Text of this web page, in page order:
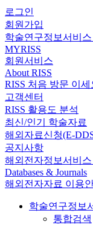
로그인
회원가입
학술연구정보서비스
MYRISS
회원서비스
About RISS
RISS 처음 방문 이세
고객센터
RISS 활용도 분석
최신/인기 학술자료
해외자료신청(E-
공지사항
해외전자정보서비스
Databases & Journals
해외전자자료 이용
학술연구정보
통합검색